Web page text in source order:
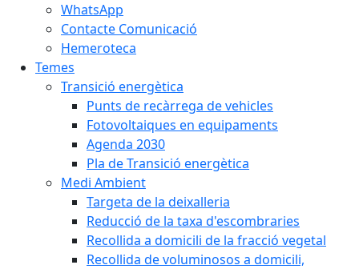
WhatsApp
Contacte Comunicació
Hemeroteca
Temes
Transició energètica
Punts de recàrrega de vehicles
Fotovoltaiques en equipaments
Agenda 2030
Pla de Transició energètica
Medi Ambient
Targeta de la deixalleria
Reducció de la taxa d'escombraries
Recollida a domicili de la fracció vegetal
Recollida de voluminosos a domicili,